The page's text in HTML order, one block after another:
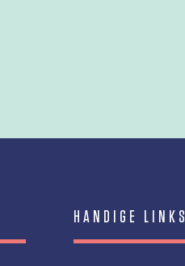
HANDIGE LINKS